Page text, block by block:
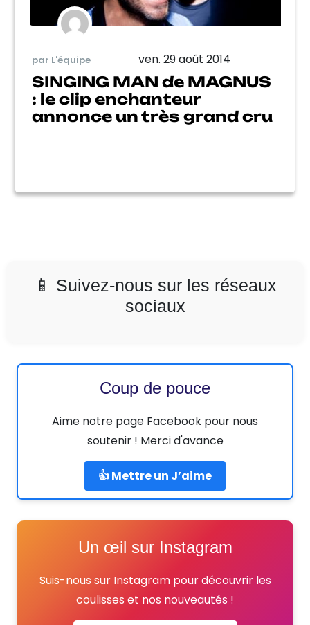
par L'équipe ven. 29 août 2014
SINGING MAN de MAGNUS
: le clip enchanteur
annonce un très grand cru
📱 Suivez-nous sur les réseaux
sociaux
Coup de pouce
Aime notre page Facebook pour nous
soutenir ! Merci d'avance
👍 Mettre un J’aime
Un œil sur Instagram
Suis-nous sur Instagram pour découvrir les
coulisses et nos nouveautés !